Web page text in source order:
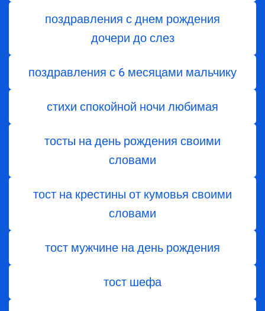
поздравления с днем ​​рождения
дочери до слез
поздравления с 6 месяцами мальчику
стихи спокойной ночи любимая
тосты на день рождения своими
словами
тост на крестины от кумовья своими
словами
тост мужчине на день рождения
тост шефа